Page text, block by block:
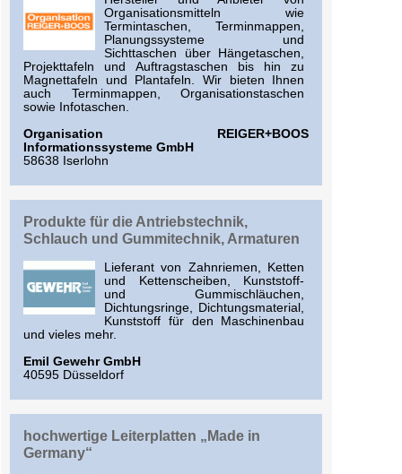
Organisationsmitteln wie
Termintaschen, Terminmappen,
Planungssysteme und
Sichttaschen über Hängetaschen,
Projekttafeln und Auftragstaschen bis hin zu
Magnettafeln und Plantafeln. Wir bieten Ihnen
auch Terminmappen, Organisationstaschen
sowie Infotaschen.
Organisation REIGER+BOOS
Informationssysteme GmbH
58638 Iserlohn
Produkte für die Antriebstechnik,
Schlauch und Gummitechnik, Armaturen
Lieferant von Zahnriemen, Ketten
und Kettenscheiben, Kunststoff-
und Gummischläuchen,
Dichtungsringe, Dichtungsmaterial,
Kunststoff für den Maschinenbau
und vieles mehr.
Emil Gewehr GmbH
40595 Düsseldorf
hochwertige Leiterplatten „Made in
Germany“